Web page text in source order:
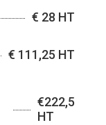
€ 28 HT
€ 111,25 HT
€222,5
HT